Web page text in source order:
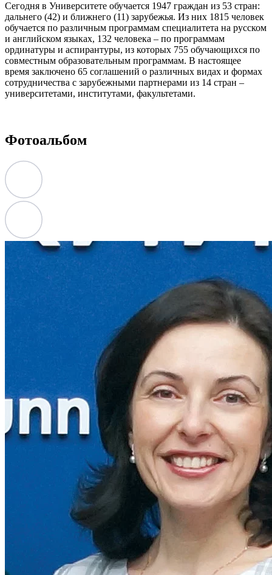
Сегодня в Университете обучается 1947 граждан из 53 стран:
дальнего (42) и ближнего (11) зарубежья. Из них 1815 человек
обучается по различным программам специалитета на русском
и английском языках, 132 человека – по программам
ординатуры и аспирантуры, из которых 755 обучающихся по
совместным образовательным программам. В настоящее
время заключено 65 соглашений о различных видах и формах
сотрудничества с зарубежными партнерами из 14 стран –
университетами, институтами, факультетами.
Фотоальбом